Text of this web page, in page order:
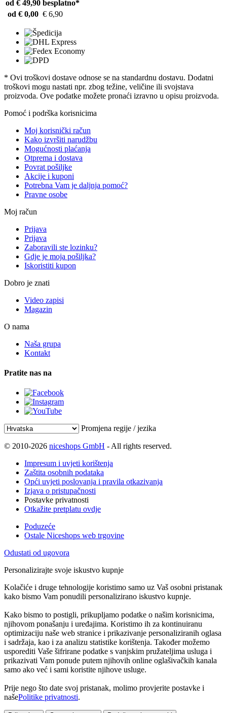
od € 49,90 besplatno*
od € 0,00 € 6,90
* Ovi troškovi dostave odnose se na standardnu ​​dostavu. Dodatni
troškovi mogu nastati npr. zbog težine, veličine ili svojstava
proizvoda. Ove podatke možete pronaći izravno u opisu proizvoda.
Pomoć i podrška korisnicima
Moj korisnički račun
Kako izvršiti narudžbu
Mogućnosti plaćanja
Otprema i dostava
Povrat pošiljke
Akcije i kuponi
Potrebna Vam je daljnja pomoć?
Pravne osobe
Moj račun
Prijava
Prijava
Zaboravili ste lozinku?
Gdje je moja pošiljka?
Iskoristiti kupon
Dobro je znati
Video zapisi
Magazin
O nama
Naša grupa
Kontakt
Pratite nas na
Promjena regije / jezika
© 2010-2026 niceshops GmbH - All rights reserved.
Impresum i uvjeti korištenja
Zaštita osobnih podataka
Opći uvjeti poslovanja i pravila otkazivanja
Izjava o pristupačnosti
Postavke privatnosti
Otkažite pretplatu ovdje
Poduzeće
Ostale Niceshops web trgovine
Odustati od ugovora
Personalizirajte svoje iskustvo kupnje
Kolačiće i druge tehnologije koristimo samo uz Vaš osobni pristanak
kako bismo Vam ponudili personalizirano iskustvo kupnje.
Kako bismo to postigli, prikupljamo podatke o našim korisnicima,
njihovom ponašanju i uređajima. Koristimo ih za kontinuiranu
optimizaciju naše web stranice i prikazivanje personaliziranih oglasa
i sadržaja, kao i za analizu statistike korištenja. Također možemo
usporediti Vaše šifrirane podatke s vanjskim pružateljima usluga i
prikazivati Vam ponude putem njihovih online oglašivačkih kanala
samo ako već i sami koristite njihove usluge.
Prije nego što date svoj pristanak, molimo provjerite postavke i
našePolitike privatnosti.